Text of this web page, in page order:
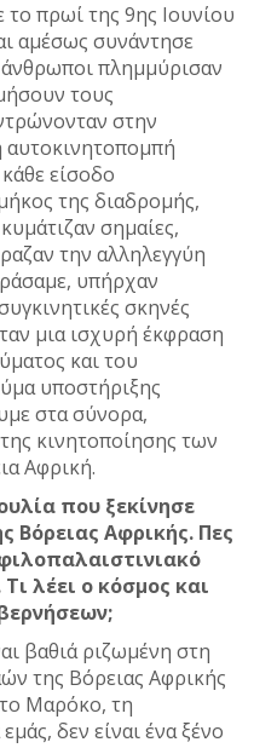
πρωί της 9ης Ιουνίου
αμέσως συνάντησε
πλημμύρισαν
τους
στην
είσοδο
της διαδρομής,
σημαίες,
την αλληλεγγύη
υπήρχαν
σκηνές
μια ισχυρή έκφραση
και του
υποστήριξης
στα σύνορα,
κινητοποίησης των
Αφρική.
που ξεκίνησε
Βόρειας Αφρικής. Πες
λέει ο κόσμος και
βαθιά ριζωμένη στη
της Βόρειας Αφρικής
Μαρόκο, τη
δεν είναι ένα ξένο